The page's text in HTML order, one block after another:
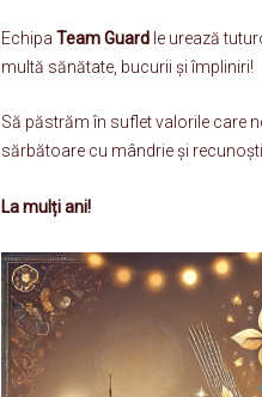
Echipa Team Guard le urează
multă sănătate, bucurii și împliniri!
Să păstrăm în suflet valorile care
sărbătoare cu mândrie și
La mulți ani!